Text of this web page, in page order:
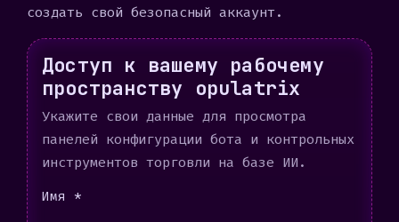
создать свой безопасный аккаунт.
Доступ к вашему рабочему
пространству opulatrix
Укажите свои данные для просмотра
панелей конфигурации бота и контрольных
инструментов торговли на базе ИИ.
Имя *